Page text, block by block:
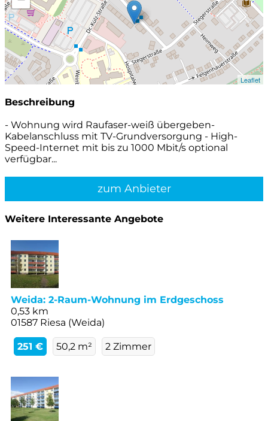
Leaflet
Beschreibung
- Wohnung wird Raufaser-weiß übergeben-
Kabelanschluss mit TV-Grundversorgung - High-
Speed-Internet mit bis zu 1000 Mbit/s optional
verfügbar...
zum Anbieter
Weitere Interessante Angebote
Weida: 2-Raum-Wohnung im Erdgeschoss
0,53 km
01587 Riesa (Weida)
251 € 50,2 m² 2 Zimmer